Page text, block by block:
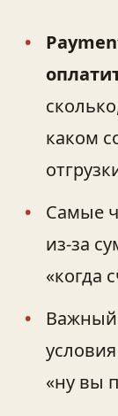
каком
Самые
из‑за
«когда
Важный
условия
«ну вы